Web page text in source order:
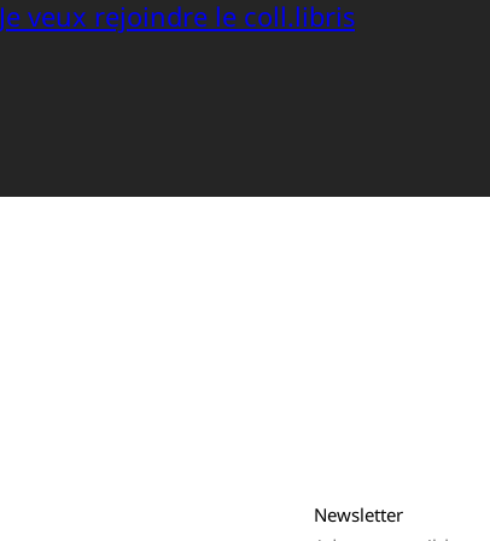
Je veux rejoindre le coll.libris
Newsletter